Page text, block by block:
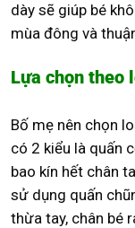
dày sẽ giúp bé
mùa đông và
Lựa chọn theo
Bố mẹ nên chọn
có 2 kiểu là quấn
bao kín hết chân
sử dụng quấn
thừa tay, chân bé